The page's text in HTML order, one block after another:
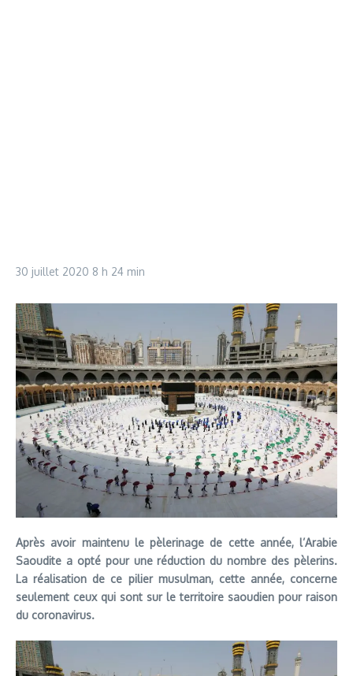
30 juillet 2020 8 h 24 min
Après avoir maintenu le pèlerinage de cette année, l’Arabie
Saoudite a opté pour une réduction du nombre des pèlerins.
La réalisation de ce pilier musulman, cette année, concerne
seulement ceux qui sont sur le territoire saoudien pour raison
du coronavirus.